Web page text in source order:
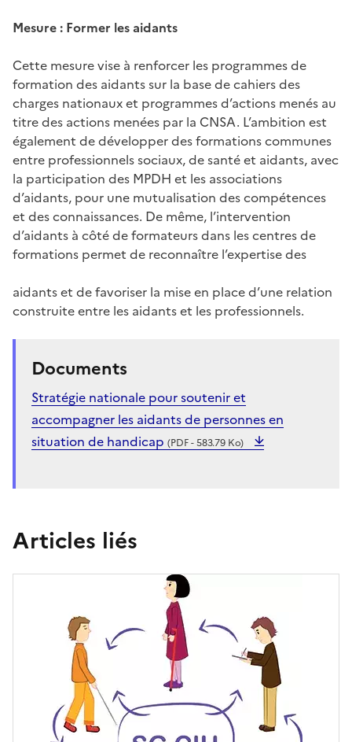
Mesure : Former les aidants
Cette mesure vise à renforcer les programmes de
formation des aidants sur la base de cahiers des
charges nationaux et programmes d’actions menés au
titre des actions menées par la CNSA. L’ambition est
également de développer des formations communes
entre professionnels sociaux, de santé et aidants, avec
la participation des MPDH et les associations
d’aidants, pour une mutualisation des compétences
et des connaissances. De même, l’intervention
d’aidants à côté de formateurs dans les centres de
formations permet de reconnaître l’expertise des
aidants et de favoriser la mise en place d’une relation
construite entre les aidants et les professionnels.
Documents
Stratégie nationale pour soutenir et
accompagner les aidants de personnes en
situation de handicap (PDF - 583.79 Ko)
Articles liés